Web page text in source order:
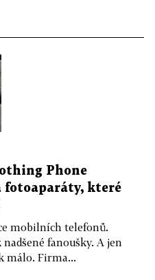
Phone
fotoaparáty, které
mobilních telefonů.
fanoušky. A jen
málo. Firma...